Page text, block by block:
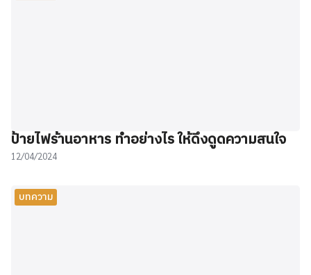
ป้ายไฟร้านอาหาร ทำอย่างไร ให้ดึงดูดความสนใจ
12/04/2024
บทความ